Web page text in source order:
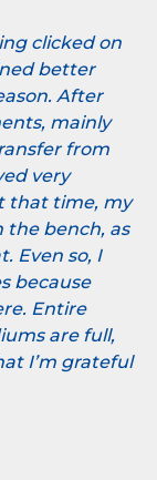
clicked on
better
After
mainly
from
very
that time, my
the bench, as
Even so, I
because
Entire
are full,
I’m grateful